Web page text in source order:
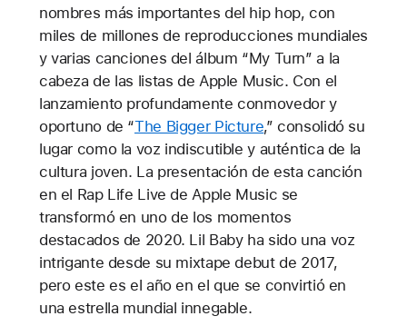
nombres más importantes del hip hop, con
miles de millones de reproducciones mundiales
y varias canciones del álbum “My Turn” a la
cabeza de las listas de Apple Music. Con el
lanzamiento profundamente conmovedor y
oportuno de “The Bigger Picture,” consolidó su
lugar como la voz indiscutible y auténtica de la
cultura joven. La presentación de esta canción
en el Rap Life Live de Apple Music se
transformó en uno de los momentos
destacados de 2020. Lil Baby ha sido una voz
intrigante desde su mixtape debut de 2017,
pero este es el año en el que se convirtió en
una estrella mundial innegable.